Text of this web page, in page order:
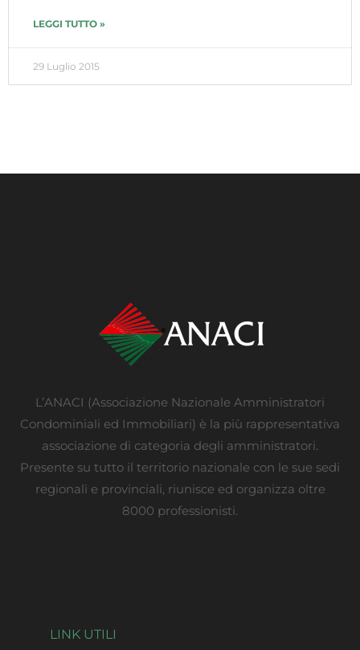
LEGGI TUTTO »
29 Luglio 2015
L’ANACI (Associazione Nazionale Amministratori
Condominiali ed Immobiliari) è la più rappresentativa
associazione di categoria degli amministratori.
Presente su tutto il territorio nazionale con le sue sedi
regionali e provinciali, riunisce ed organizza oltre
8000 professionisti.
LINK UTILI